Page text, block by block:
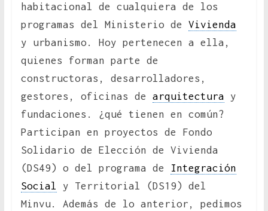
habitacional de cualquiera de los
programas del Ministerio de Vivienda
y urbanismo. Hoy pertenecen a ella,
quienes forman parte de
constructoras, desarrolladores,
gestores, oficinas de arquitectura y
fundaciones. ¿qué tienen en común?
Participan en proyectos de Fondo
Solidario de Elección de Vivienda
(DS49) o del programa de
Integración
Social y Territorial (DS19) del
Minvu. Además de lo anterior, pedimos